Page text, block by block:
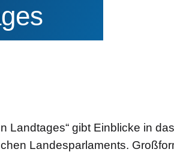
Landtages“ gibt Einblicke in das
Landesparlaments.